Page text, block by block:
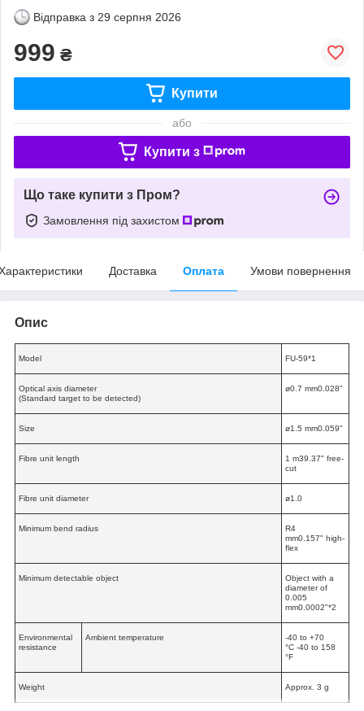
Відправка з 29 серпня 2026
999 ₴
Купити
або
Купити з
Що таке купити з Пром?
Замовлення під захистом
Доставка Оплата Умови повернення
Опис
Model FU-59*1
Optical axis diameter
(Standard target to be detected)
ø0.7 mm0.028"
Size ø1.5 mm0.059"
Fibre unit length 1 m39.37" free-
cut
Fibre unit diameter ø1.0
Minimum bend radius
R4
mm0.157" high-
flex
Minimum detectable object
Object with a
diameter of
0.005
mm0.0002"*2
Environmental
resistance
Ambient temperature
-40 to +70
°C -40 to 158
°F
Weight Approx. 3 g